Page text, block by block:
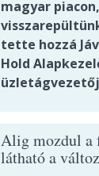
magyar
tette hozzá
Hold
Alig mozdul a
látható a